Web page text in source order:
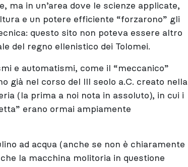
ma in un’area dove le scienze applicate,
e un potere efficiente “forzarono” gli
questo sito non poteva essere altro
del regno ellenistico dei Tolomei.
e automatismi, come il “meccanico”
già nel corso del III seolo a.C. creato nella
(la prima a noi nota in assoluto), in cui i
erano ormai ampiamente
ad acqua (anche se non è chiaramente
la macchina molitoria in questione